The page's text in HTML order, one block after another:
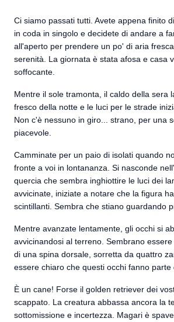
Ci siamo passati tutti. Avete appena finito
in coda in singolo e decidete di andare a
all'aperto per prendere un po' di aria
serenità. La giornata è stata afosa e casa
soffocante.
Mentre il sole tramonta, il caldo della sera
fresco della notte e le luci per le strade
Non c'è nessuno in giro... strano, per una
piacevole.
Camminate per un paio di isolati quando
fronte a voi in lontananza. Si nasconde
quercia che sembra inghiottire le luci dei
avvicinate, iniziate a notare che la figura
scintillanti. Sembra che stiano guardando
Mentre avanzate lentamente, gli occhi si
avvicinandosi al terreno. Sembrano
di una spina dorsale, sorretta da quattro
essere chiaro che questi occhi fanno parte
È un cane! Forse il golden retriever dei
scappato. La creatura abbassa ancora la
sottomissione e incertezza. Magari è